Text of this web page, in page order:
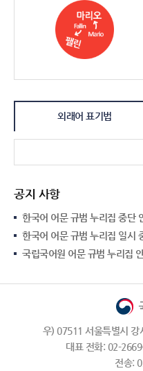
외래어 표기법
공지 사항
한국어 어문 규범 누리집 중단
한국어 어문 규범 누리집 일시
국립국어원 어문 규범 누리집
우) 07511 서울특별시
대표 전화: 02-
전송: